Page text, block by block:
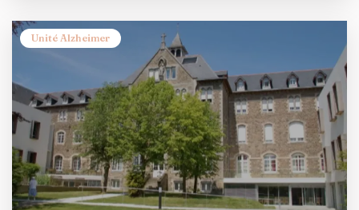
Unité Alzheimer